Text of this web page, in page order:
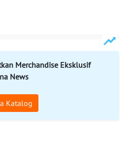
Merchandise Eksklusif
News
Katalog